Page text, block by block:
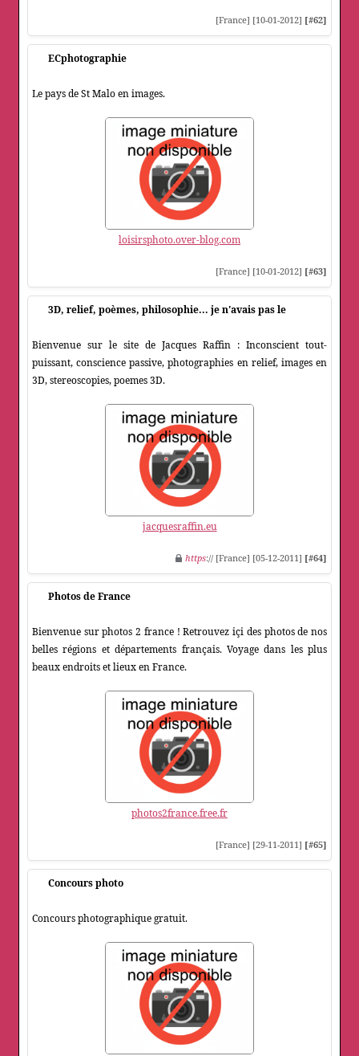
[France] [10-01-2012] [#62]
ECphotographie
Le pays de St Malo en images.
loisirsphoto.over-blog.com
[France] [10-01-2012] [#63]
3D, relief, poèmes, philosophie... je n'avais pas le
Bienvenue sur le site de Jacques Raffin : Inconscient tout-
puissant, conscience passive, photographies en relief, images en
3D, stereoscopies, poemes 3D.
jacquesraffin.eu
https:// [France] [05-12-2011] [#64]
Photos de France
Bienvenue sur photos 2 france ! Retrouvez içi des photos de nos
belles régions et départements français. Voyage dans les plus
beaux endroits et lieux en France.
photos2france.free.fr
[France] [29-11-2011] [#65]
Concours photo
Concours photographique gratuit.